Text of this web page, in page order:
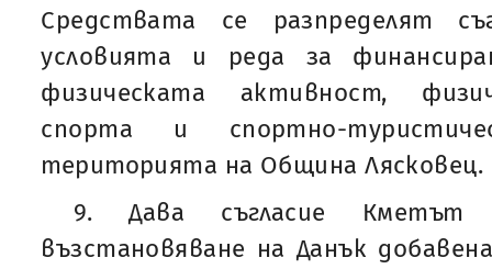
Средствата се разпределят
условията и реда за
физическата активност,
спорта и спортно-
територията на Община Лясковец.
9. Дава съгласие
възстановяване на Данък